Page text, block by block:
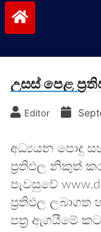
උසස් පෙළ
Editor
අධ්‍යයන පොදු
ප්‍රතිඵල නිකුත්
පැවසුවේ
ප්‍රතිඵල
පත්‍ර ඇගයීමේ